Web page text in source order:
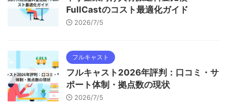
FullCastのコスト最適化ガイド
2026/7/5
フルキャスト
フルキャスト2026年評判：口コミ・サ
ポート体制・拠点数の現状
2026/7/5